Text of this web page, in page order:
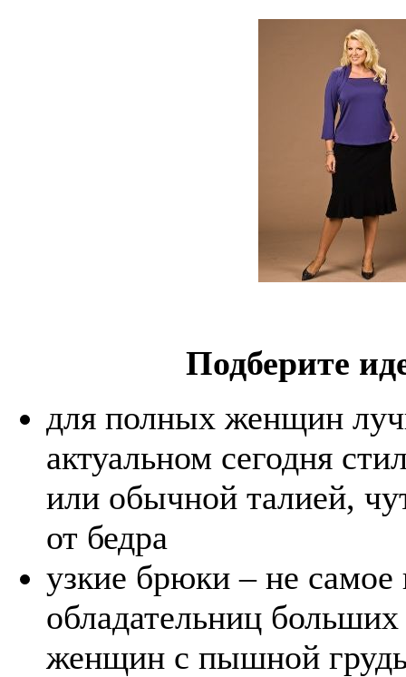
Подберите
для полных женщин
актуальном сегодня
или обычной талией,
от бедра
узкие брюки – не
обладательниц
женщин с пышной